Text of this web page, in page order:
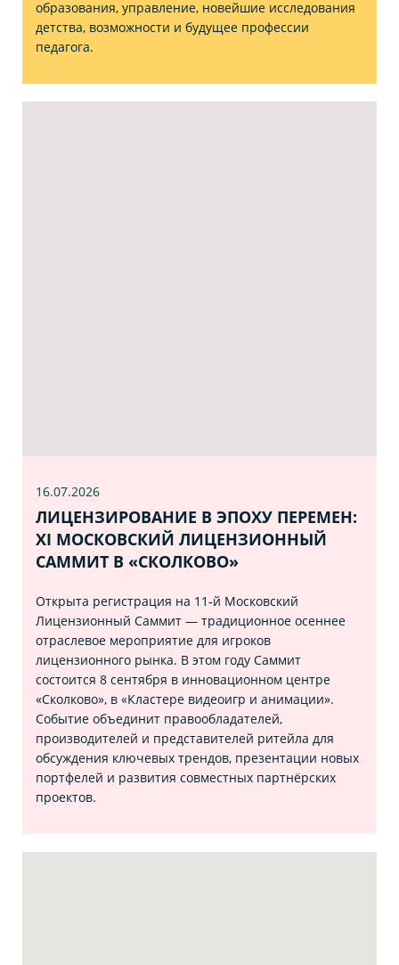
образования, управление, новейшие исследования
детства, возможности и будущее профессии
педагога.
16.07.2026
ЛИЦЕНЗИРОВАНИЕ В ЭПОХУ ПЕРЕМЕН:
XI МОСКОВСКИЙ ЛИЦЕНЗИОННЫЙ
САММИТ В «СКОЛКОВО»
Открыта регистрация на 11‑й Московский
Лицензионный Саммит — традиционное осеннее
отраслевое мероприятие для игроков
лицензионного рынка. В этом году Саммит
состоится 8 сентября в инновационном центре
«Сколково», в «Кластере видеоигр и анимации».
Событие объединит правообладателей,
производителей и представителей ритейла для
обсуждения ключевых трендов, презентации новых
портфелей и развития совместных партнёрских
проектов.